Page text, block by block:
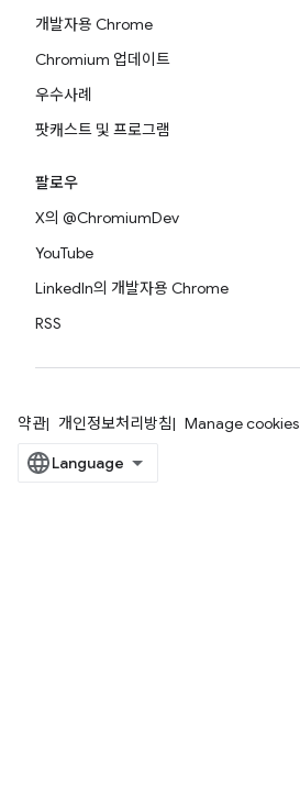
개발자용 Chrome
Chromium 업데이트
우수사례
팟캐스트 및 프로그램
팔로우
X의 @ChromiumDev
YouTube
LinkedIn의 개발자용 Chrome
RSS
약관 개인정보처리방침 Manage cookies